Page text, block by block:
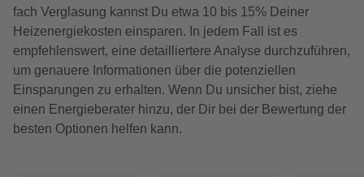
fach Verglasung kannst Du etwa 10 bis 15% Deiner
Heizenergiekosten einsparen. In jedem Fall ist es
empfehlenswert, eine detailliertere Analyse durchzuführen,
um genauere Informationen über die potenziellen
Einsparungen zu erhalten. Wenn Du unsicher bist, ziehe
einen Energieberater hinzu, der Dir bei der Bewertung der
besten Optionen helfen kann.